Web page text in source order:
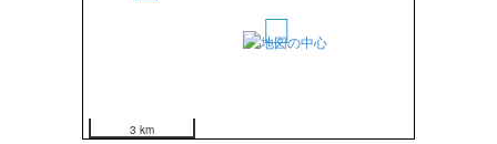
1
3 km